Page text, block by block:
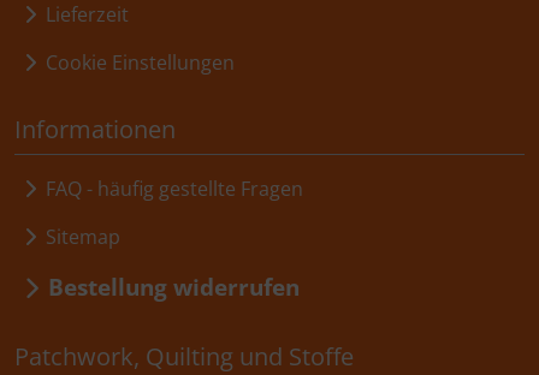
Lieferzeit
Cookie Einstellungen
Informationen
FAQ - häufig gestellte Fragen
Sitemap
Bestellung widerrufen
Patchwork, Quilting und Stoffe